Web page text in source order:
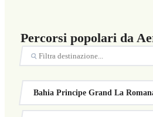
Percorsi popolari da
Bahia Principe Grand La